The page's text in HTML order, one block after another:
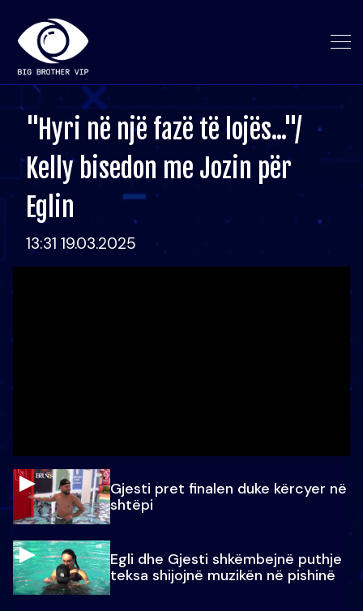
"Hyri në një fazë të lojës..."/
Kelly bisedon me Jozin për
Eglin
13:31 19.03.2025
Gjesti pret finalen duke kërcyer në
shtëpi
Egli dhe Gjesti shkëmbejnë puthje
teksa shijojnë muzikën në pishinë